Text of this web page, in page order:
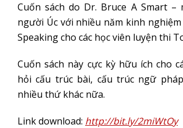
Cuốn sách do Dr. Bruce A Smart –
người Úc với nhiều năm kinh
Speaking cho các học viên luyện thi
Cuốn sách này cực kỳ hữu ích cho
hỏi cấu trúc bài, cấu trúc ngữ
nhiều thứ khác nữa.
Link download: http://bit.ly/2miWtOy